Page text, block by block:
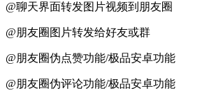
@聊天界面转发图片视频到朋友圈
@朋友圈图片转发给好友或群
@朋友圈伪点赞功能/极品安卓功能
@朋友圈伪评论功能/极品安卓功能